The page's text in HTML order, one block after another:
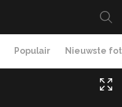
Populair Nieuwste